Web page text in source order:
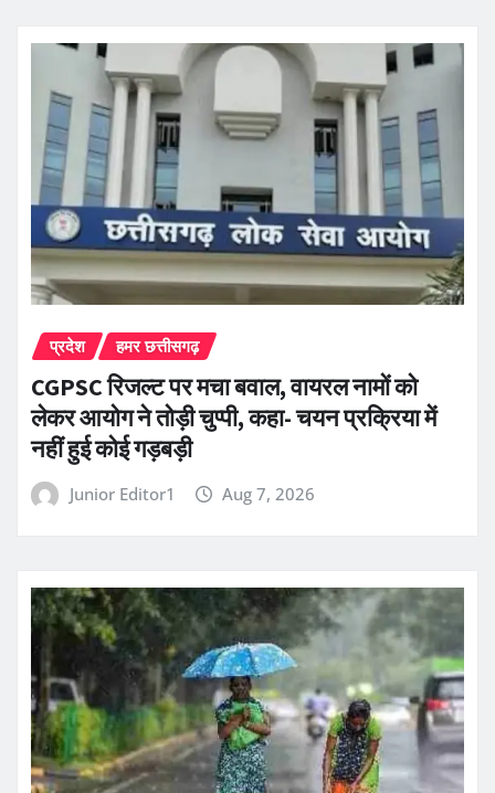
प्रदेश हमर छत्तीसगढ़
CGPSC रिजल्ट पर मचा बवाल, वायरल नामों को
लेकर आयोग ने तोड़ी चुप्पी, कहा- चयन प्रक्रिया में
नहीं हुई कोई गड़बड़ी
Junior Editor1 Aug 7, 2026